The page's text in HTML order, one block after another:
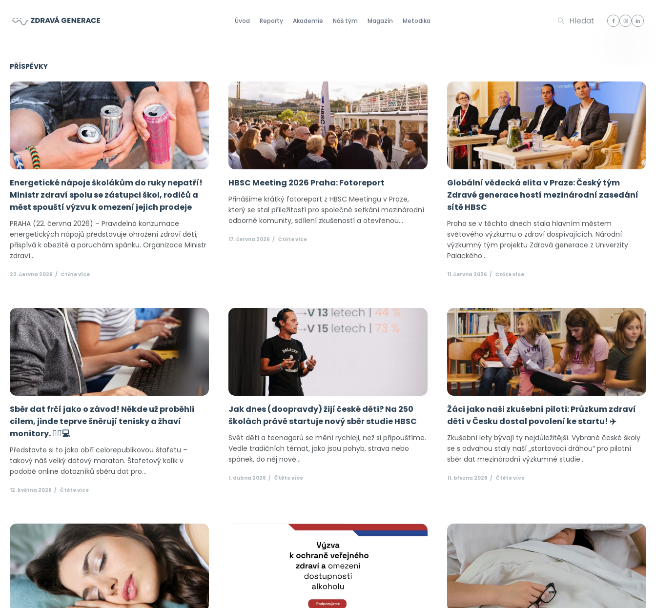
Úvod Reporty Akademie Náš tým Magazín Metodika Hledat
PŘÍSPĚVKY
Energetické nápoje školákům do ruky nepatří!
Ministr zdraví spolu se zástupci škol, rodičů a
měst spouští výzvu k omezení jejich prodeje
PRAHA (22. června 2026) – Pravidelná konzumace
energetických nápojů představuje ohrožení zdraví dětí,
přispívá k obezitě a poruchám spánku. Organizace Ministr
zdraví...
22. června 2026 Čtěte více
HBSC Meeting 2026 Praha: Fotoreport
Přinášíme krátký fotoreport z HBSC Meetingu v Praze,
který se stal příležitostí pro společné setkání mezinárodní
odborné komunity, sdílení zkušeností a otevřenou...
17. června 2026 Čtěte více
Globální vědecká elita v Praze: Český tým
Zdravé generace hostí mezinárodní zasedání
sítě HBSC
Praha se v těchto dnech stala hlavním městem
světového výzkumu o zdraví dospívajících. Národní
výzkumný tým projektu Zdravá generace z Univerzity
Palackého...
11. června 2026 Čtěte více
Sběr dat frčí jako o závod! Někde už proběhli
cílem, jinde teprve šněrují tenisky a žhaví
monitory. 🏃‍♂️💻
Představte si to jako obří celorepublikovou štafetu –
takový náš velký datový maraton. Štafetový kolík v
podobě online dotazníků sběru dat pro...
12. května 2026 Čtěte více
Jak dnes (doopravdy) žijí české děti? Na 250
školách právě startuje nový sběr studie HBSC
Svět dětí a teenagerů se mění rychleji, než si připouštíme.
Vedle tradičních témat, jako jsou pohyb, strava nebo
spánek, do něj nově...
1. dubna 2026 Čtěte více
Žáci jako naši zkušební piloti: Průzkum zdraví
dětí v Česku dostal povolení ke startu! ✈️
Zkušební lety bývají ty nejdůležitější. Vybrané české školy
se s odvahou staly naší „startovací dráhou“ pro pilotní
sběr dat mezinárodní výzkumné studie...
11. března 2026 Čtěte více